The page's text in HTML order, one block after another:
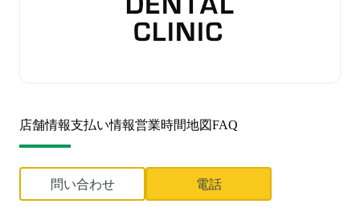
店舗情報支払い情報営業時間地図FAQ
問い合わせ 電話